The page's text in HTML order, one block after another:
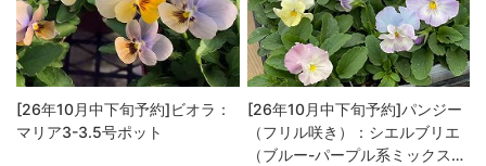
[26年10月中下旬予約]ビオラ：
マリア3-3.5号ポット
[26年10月中下旬予約]パンジー
（フリル咲き）：シエルブリエ
（ブルー-パープル系ミックス）